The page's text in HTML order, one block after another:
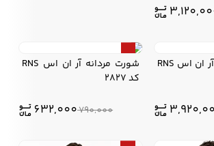
شلوارک مردانه آر ان اس RNS
20%
شورت مردانه آر ان اس RNS
کد 2827
790,000
632,000